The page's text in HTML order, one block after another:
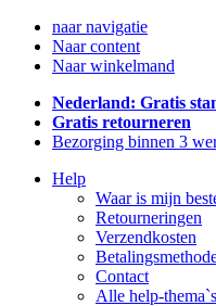
naar navigatie
Naar content
Naar winkelmand
Nederland: Gratis
Gratis retourneren
Bezorging binnen 3
Help
Waar is mijn
Retourneringen
Verzendkosten
Contact
Alle help-thema`s